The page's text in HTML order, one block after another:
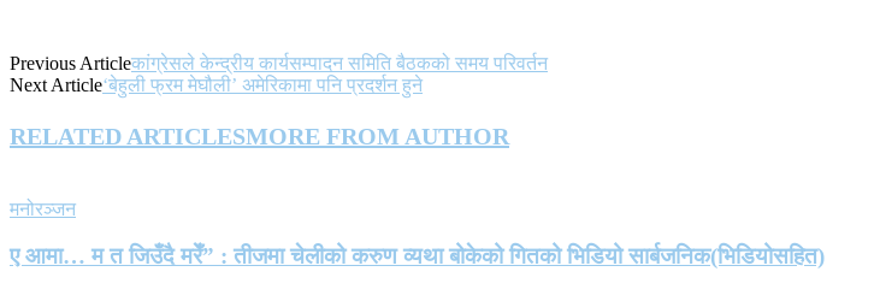
Previous Articleकांग्रेसले केन्द्रीय कार्यसम्पादन समिति बैठकको समय परिवर्तन
Next Article‘बेहुली फ्रम मेघौली’ अमेरिकामा पनि प्रदर्शन हुने
RELATED ARTICLESMORE FROM AUTHOR
मनोरञ्जन
ए आमा… म त जिउँदै मरेँ” : तीजमा चेलीको करुण व्यथा बोकेको गितको भिडियो सार्बजनिक(भिडियोसहित)